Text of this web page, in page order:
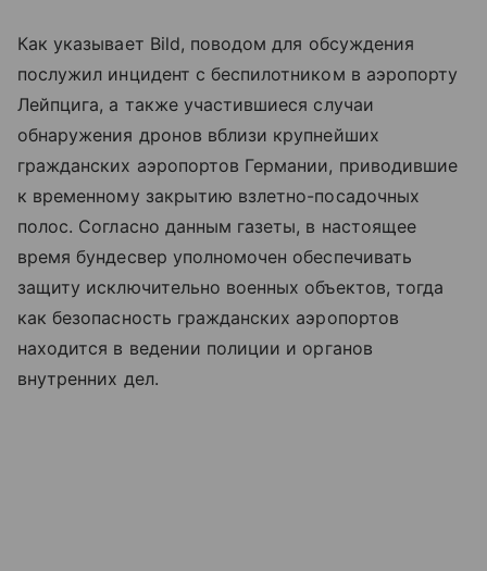
Как указывает Bild, поводом для обсуждения
послужил инцидент с беспилотником в аэропорту
Лейпцига, а также участившиеся случаи
обнаружения дронов вблизи крупнейших
гражданских аэропортов Германии, приводившие
к временному закрытию взлетно-посадочных
полос. Согласно данным газеты, в настоящее
время бундесвер уполномочен обеспечивать
защиту исключительно военных объектов, тогда
как безопасность гражданских аэропортов
находится в ведении полиции и органов
внутренних дел.